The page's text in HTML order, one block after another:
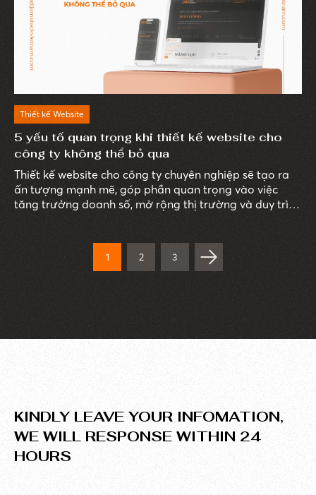
Thiết kế Website
5 yếu tố quan trọng khi thiết kế website cho
công ty không thể bỏ qua
Thiết kế website cho công ty chuyên nghiệp sẽ tạo ra
ấn tượng mạnh mẽ, góp phần quan trọng vào việc
tăng trưởng doanh số, mở rộng thị trường và duy trì
trải nghiệm người dùng và lựa chọn đối tác phát triển
1 2 3
KINDLY LEAVE YOUR INFOMATION,
WE WILL RESPONSE WITHIN 24
HOURS